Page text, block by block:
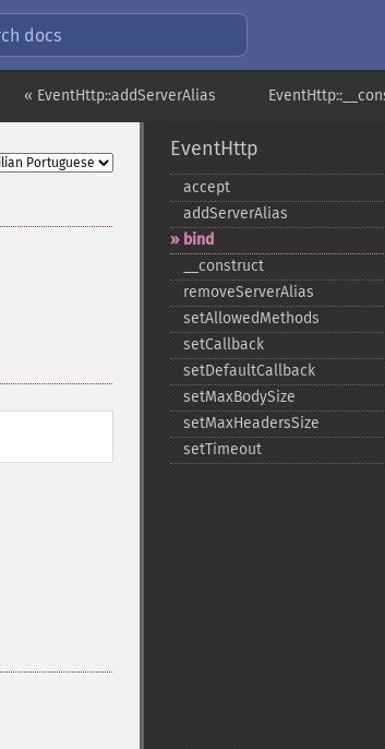
docs
« EventHttp::addServerAlias
EventHttp
accept
addServerAlias
bind
_​_​construct
removeServerAlias
setAllowedMethods
setCallback
setDefaultCallback
setMaxBodySize
setMaxHeadersSize
setTimeout